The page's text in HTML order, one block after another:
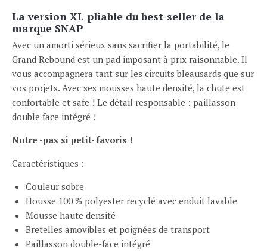
La version XL pliable du best-seller de la
marque SNAP
Avec un amorti sérieux sans sacrifier la portabilité, le
Grand Rebound est un pad imposant à prix raisonnable. Il
vous accompagnera tant sur les circuits bleausards que sur
vos projets. Avec ses mousses haute densité, la chute est
confortable et safe ! Le détail responsable : paillasson
double face intégré !
Notre -pas si petit- favoris !
Caractéristiques :
Couleur sobre
Housse 100 % polyester recyclé avec enduit lavable
Mousse haute densité
Bretelles amovibles et poignées de transport
Paillasson double-face intégré